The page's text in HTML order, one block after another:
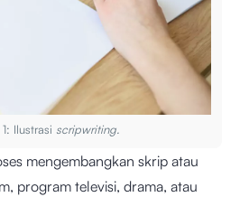
Ilustrasi scripwriting.
mengembangkan skrip atau
program televisi, drama, atau